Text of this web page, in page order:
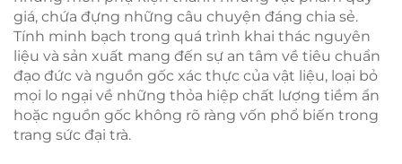
giá, chứa đựng những câu chuyện đáng chia sẻ.
Tính minh bạch trong quá trình khai thác nguyên
liệu và sản xuất mang đến sự an tâm về tiêu chuẩn
đạo đức và nguồn gốc xác thực của vật liệu, loại bỏ
mọi lo ngại về những thỏa hiệp chất lượng tiềm ẩn
hoặc nguồn gốc không rõ ràng vốn phổ biến trong
trang sức đại trà.